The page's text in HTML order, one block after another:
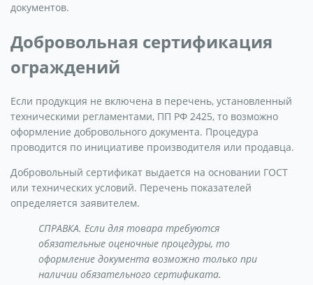
документов.
Добровольная сертификация
ограждений
Если продукция не включена в перечень, установленный
техническими регламентами, ПП РФ 2425, то возможно
оформление добровольного документа. Процедура
проводится по инициативе производителя или продавца.
Добровольный сертификат выдается на основании ГОСТ
или технических условий. Перечень показателей
определяется заявителем.
СПРАВКА. Если для товара требуются
обязательные оценочные процедуры, то
оформление документа возможно только при
наличии обязательного сертификата.